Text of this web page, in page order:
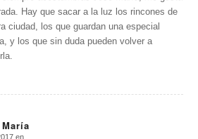
Hay que sacar a la luz los rincones de
ciudad, los que guardan una especial
y los que sin duda pueden volver a
en